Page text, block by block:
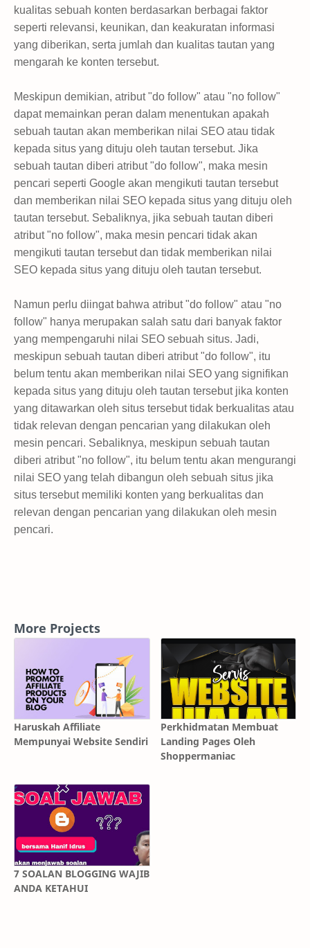
kualitas sebuah konten berdasarkan berbagai faktor
seperti relevansi, keunikan, dan keakuratan informasi
yang diberikan, serta jumlah dan kualitas tautan yang
mengarah ke konten tersebut.
Meskipun demikian, atribut "do follow" atau "no follow"
dapat memainkan peran dalam menentukan apakah
sebuah tautan akan memberikan nilai SEO atau tidak
kepada situs yang dituju oleh tautan tersebut. Jika
sebuah tautan diberi atribut "do follow", maka mesin
pencari seperti Google akan mengikuti tautan tersebut
dan memberikan nilai SEO kepada situs yang dituju oleh
tautan tersebut. Sebaliknya, jika sebuah tautan diberi
atribut "no follow", maka mesin pencari tidak akan
mengikuti tautan tersebut dan tidak memberikan nilai
SEO kepada situs yang dituju oleh tautan tersebut.
Namun perlu diingat bahwa atribut "do follow" atau "no
follow" hanya merupakan salah satu dari banyak faktor
yang mempengaruhi nilai SEO sebuah situs. Jadi,
meskipun sebuah tautan diberi atribut "do follow", itu
belum tentu akan memberikan nilai SEO yang signifikan
kepada situs yang dituju oleh tautan tersebut jika konten
yang ditawarkan oleh situs tersebut tidak berkualitas atau
tidak relevan dengan pencarian yang dilakukan oleh
mesin pencari. Sebaliknya, meskipun sebuah tautan
diberi atribut "no follow", itu belum tentu akan mengurangi
nilai SEO yang telah dibangun oleh sebuah situs jika
situs tersebut memiliki konten yang berkualitas dan
relevan dengan pencarian yang dilakukan oleh mesin
pencari.
More Projects
Haruskah Affiliate
Mempunyai Website Sendiri
Perkhidmatan Membuat
Landing Pages Oleh
Shoppermaniac
7 SOALAN BLOGGING WAJIB
ANDA KETAHUI